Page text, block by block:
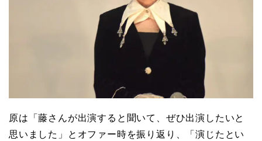
原は「藤さんが出演すると聞いて、ぜひ出演したいと
思いました」とオファー時を振り返り、「演じたとい